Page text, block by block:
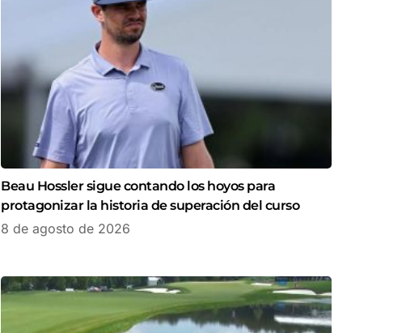
Beau Hossler sigue contando los hoyos para
protagonizar la historia de superación del curso
8 de agosto de 2026